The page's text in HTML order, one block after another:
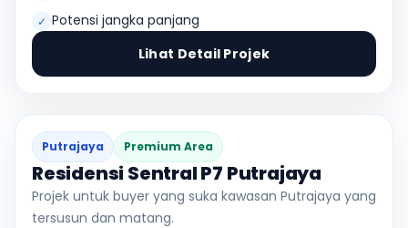
✓ Potensi jangka panjang
Lihat Detail Projek
Putrajaya Premium Area
Residensi Sentral P7 Putrajaya
Projek untuk buyer yang suka kawasan Putrajaya yang
tersusun dan matang.